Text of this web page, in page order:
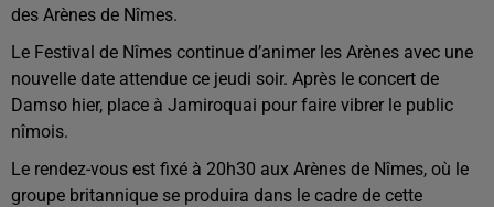
des Arènes de Nîmes.
Le Festival de Nîmes continue d’animer les Arènes avec une
nouvelle date attendue ce jeudi soir. Après le concert de
Damso hier, place à Jamiroquai pour faire vibrer le public
nîmois.
Le rendez-vous est fixé à 20h30 aux Arènes de Nîmes, où le
groupe britannique se produira dans le cadre de cette